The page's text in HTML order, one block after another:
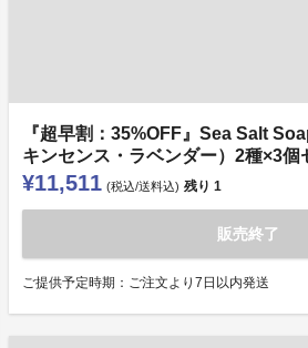
『超早割：35%OFF』Sea Salt
キンセンス・ラベンダー）2種×3個
¥11,511 (税込/送料込) 残り 1
販売終了
ご提供予定時期：ご注文より7日以内発送